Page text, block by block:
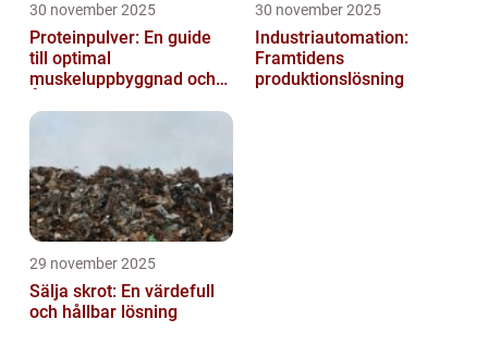
30 november 2025
Proteinpulver: En guide
till optimal
muskeluppbyggnad och
30 november 2025
Industriautomation:
Framtidens
produktionslösning
29 november 2025
Sälja skrot: En värdefull
och hållbar lösning